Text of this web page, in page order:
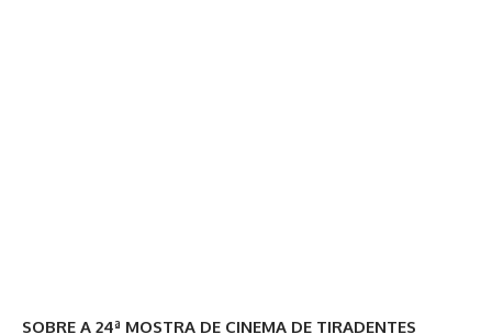
SOBRE A 24ª MOSTRA DE CINEMA DE TIRADENTES